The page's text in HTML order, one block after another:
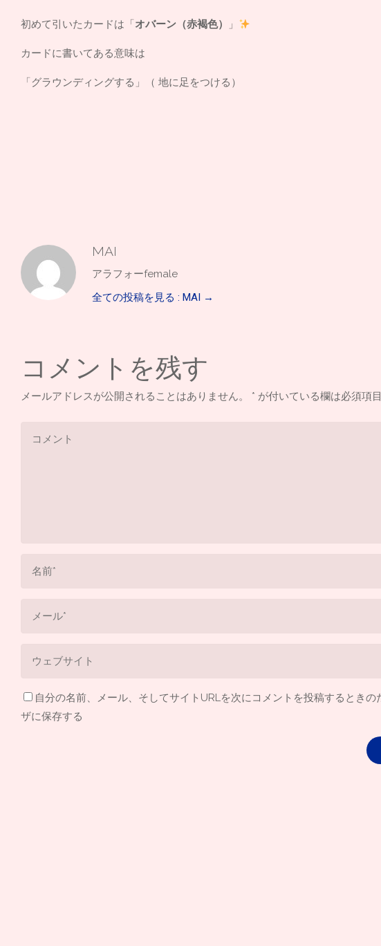
初めて引いたカードは「オバーン（赤褐色） 」
カードに書いてある意味は
「グラウンディングする」（ 地に足をつける）
MAI
アラフォーfemale
全ての投稿を見る : MAI
→
コメントを残す
メールアドレスが公開されることはありません。 * が付いている欄は必須項
自分の名前、メール、そしてサイトURLを次にコメントを投稿するときの
ザに保存する